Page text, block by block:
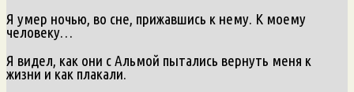
Я умер ночью, во сне, прижавшись к нему. К моему
человеку…
Я видел, как они с Альмой пытались вернуть меня к
жизни и как плакали.